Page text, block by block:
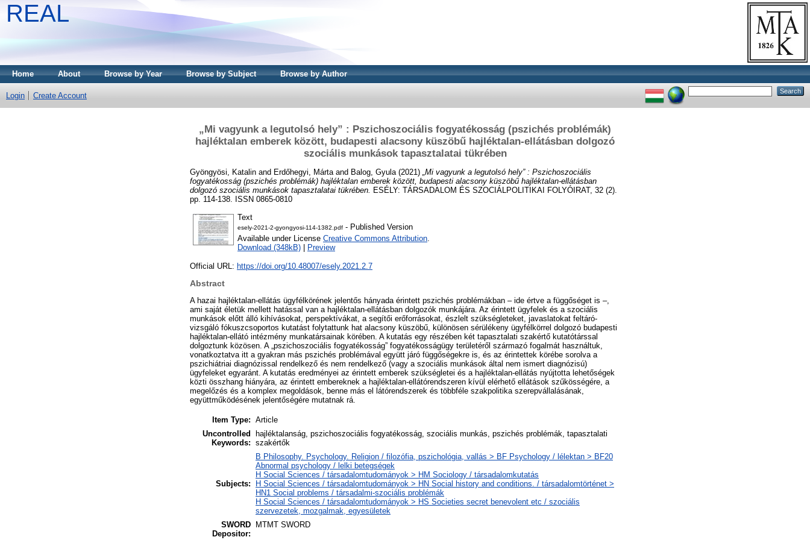
REAL
Home About Browse by Year Browse by Subject Browse by Author
Login Create Account
„Mi vagyunk a legutolsó hely” : Pszichoszociális fogyatékosság (pszichés problémák)
hajléktalan emberek között, budapesti alacsony küszöbű hajléktalan-ellátásban dolgozó
szociális munkások tapasztalatai tükrében
Gyöngyösi, Katalin and Erdőhegyi, Márta and Balog, Gyula (2021) „Mi vagyunk a legutolsó hely” : Pszichoszociális
fogyatékosság (pszichés problémák) hajléktalan emberek között, budapesti alacsony küszöbű hajléktalan-ellátásban
dolgozó szociális munkások tapasztalatai tükrében. ESÉLY: TÁRSADALOM ÉS SZOCIÁLPOLITIKAI FOLYÓIRAT, 32 (2).
pp. 114-138. ISSN 0865-0810
Text
esely-2021-2-gyongyosi-114-1382.pdf - Published Version
Available under License Creative Commons Attribution.
Download (348kB)
Preview
Official URL: https://doi.org/10.48007/esely.2021.2.7
Abstract
A hazai hajléktalan-ellátás ügyfélkörének jelentős hányada érintett pszichés problémákban – ide értve a függőséget is –,
ami saját életük mellett hatással van a hajléktalan-ellátásban dolgozók munkájára. Az érintett ügyfelek és a szociális
munkások előtt álló kihívásokat, perspektívákat, a segítői erőforrásokat, észlelt szükségleteket, javaslatokat feltáró-
vizsgáló fókuszcsoportos kutatást folytattunk hat alacsony küszöbű, különösen sérülékeny ügyfélkörrel dolgozó budapesti
hajléktalan-ellátó intézmény munkatársainak körében. A kutatás egy részében két tapasztalati szakértő kutatótárssal
dolgoztunk közösen. A „pszichoszociális fogyatékosság” fogyatékosságügy területéről származó fogalmát használtuk,
vonatkoztatva itt a gyakran más pszichés problémával együtt járó függőségekre is, és az érintettek körébe sorolva a
pszichiátriai diagnózissal rendelkező és nem rendelkező (vagy a szociális munkások által nem ismert diagnózisú)
ügyfeleket egyaránt. A kutatás eredményei az érintett emberek szükségletei és a hajléktalan-ellátás nyújtotta lehetőségek
közti összhang hiányára, az érintett embereknek a hajléktalan-ellátórendszeren kívül elérhető ellátások szűkösségére, a
megelőzés és a komplex megoldások, benne más el látórendszerek és többféle szakpolitika szerepvállalásának,
együttműködésének jelentőségére mutatnak rá.
Item Type: Article
Uncontrolled
Keywords:
hajléktalanság, pszichoszociális fogyatékosság, szociális munkás, pszichés problémák, tapasztalati
szakértők
Subjects:
B Philosophy. Psychology. Religion / filozófia, pszichológia, vallás > BF Psychology / lélektan > BF20
Abnormal psychology / lelki betegségek
H Social Sciences / társadalomtudományok > HM Sociology / társadalomkutatás
H Social Sciences / társadalomtudományok > HN Social history and conditions. / társadalomtörténet >
HN1 Social problems / társadalmi-szociális problémák
H Social Sciences / társadalomtudományok > HS Societies secret benevolent etc / szociális
szervezetek, mozgalmak, egyesületek
SWORD
Depositor:
MTMT SWORD